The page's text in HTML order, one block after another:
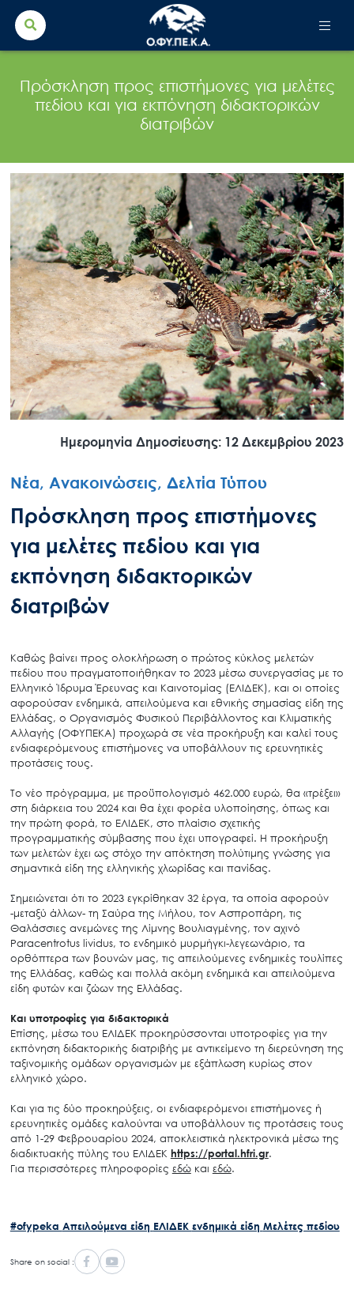
Search
for:
Πρόσκληση προς επιστήμονες για μελέτες
πεδίου και για εκπόνηση διδακτορικών
διατριβών
Ημερομηνία Δημοσίευσης: 12 Δεκεμβρίου 2023
Νέα, Ανακοινώσεις, Δελτία Τύπου
Πρόσκληση προς επιστήμονες
για μελέτες πεδίου και για
εκπόνηση διδακτορικών
διατριβών
Καθώς βαίνει προς ολοκλήρωση ο πρώτος κύκλος μελετών
πεδίου που πραγματοποιήθηκαν το 2023 μέσω συνεργασίας με το
Ελληνικό Ίδρυμα Έρευνας και Καινοτομίας (ΕΛΙΔΕΚ), και οι οποίες
αφορούσαν ενδημικά, απειλούμενα και εθνικής σημασίας είδη της
Ελλάδας, ο Οργανισμός Φυσικού Περιβάλλοντος και Κλιματικής
Αλλαγής (ΟΦΥΠΕΚΑ) προχωρά σε νέα προκήρυξη και καλεί τους
ενδιαφερόμενους επιστήμονες να υποβάλλουν τις ερευνητικές
προτάσεις τους.
Το νέο πρόγραμμα, με προϋπολογισμό 462.000 ευρώ, θα «τρέξει»
στη διάρκεια του 2024 και θα έχει φορέα υλοποίησης, όπως και
την πρώτη φορά, το ΕΛΙΔΕΚ, στο πλαίσιο σχετικής
προγραμματικής σύμβασης που έχει υπογραφεί. Η προκήρυξη
των μελετών έχει ως στόχο την απόκτηση πολύτιμης γνώσης για
σημαντικά είδη της ελληνικής χλωρίδας και πανίδας.
Σημειώνεται ότι το 2023 εγκρίθηκαν 32 έργα, τα οποία αφορούν
-μεταξύ άλλων- τη Σαύρα της Μήλου, τον Ασπροπάρη, τις
Θαλάσσιες ανεμώνες της Λίμνης Βουλιαγμένης, τον αχινό
Paracentrotus lividus, το ενδημικό μυρμήγκι-λεγεωνάριο, τα
ορθόπτερα των βουνών μας, τις απειλούμενες ενδημικές τουλίπες
της Ελλάδας, καθώς και πολλά ακόμη ενδημικά και απειλούμενα
είδη φυτών και ζώων της Ελλάδας.
Και υποτροφίες για διδακτορικά
Επίσης, μέσω του ΕΛΙΔΕΚ προκηρύσσονται υποτροφίες για την
εκπόνηση διδακτορικής διατριβής με αντικείμενο τη διερεύνηση της
ταξινομικής ομάδων οργανισμών με εξάπλωση κυρίως στον
ελληνικό χώρο.
Και για τις δύο προκηρύξεις, οι ενδιαφερόμενοι επιστήμονες ή
ερευνητικές ομάδες καλούνται να υποβάλλουν τις προτάσεις τους
από 1-29 Φεβρουαρίου 2024, αποκλειστικά ηλεκτρονικά μέσω της
διαδικτυακής πύλης του ΕΛΙΔΕΚ https://portal.hfri.gr.
Για περισσότερες πληροφορίες εδώκαι εδώ.
#ofypeka Απειλούμενα είδη ΕΛΙΔΕΚ ενδημικά είδη Μελέτες πεδίου
Share on social :